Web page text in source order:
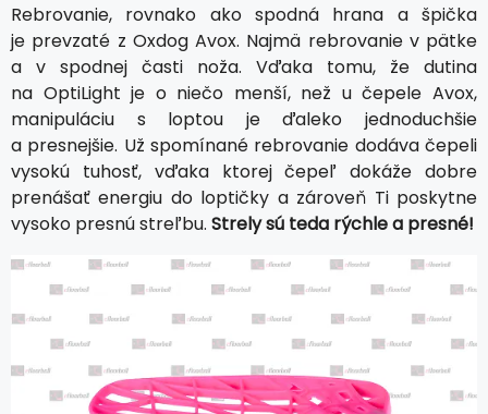
Rebrovanie, rovnako ako spodná hrana a špička
je prevzaté z Oxdog Avox. Najmä rebrovanie v pätke
a v spodnej časti noža. Vďaka tomu, že dutina
na OptiLight je o niečo menší, než u čepele Avox,
manipuláciu s loptou je ďaleko jednoduchšie
a presnejšie. Už spomínané rebrovanie dodáva čepeli
vysokú tuhosť, vďaka ktorej čepeľ dokáže dobre
prenášať energiu do loptičky a zároveň Ti poskytne
vysoko presnú streľbu. Strely sú teda rýchle a presné!